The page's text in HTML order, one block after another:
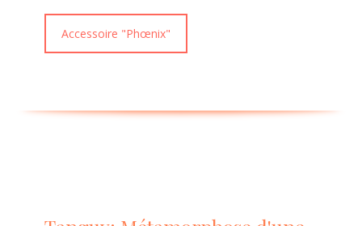
Accessoire "Phœnix"